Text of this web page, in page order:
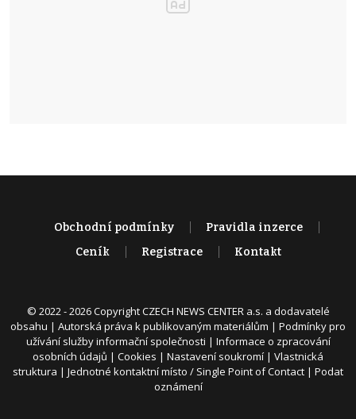
Obchodní podmínky
Pravidla inzerce
Ceník
Registrace Kontakt
© 2022 - 2026 Copyright CZECH NEWS CENTER a.s. a dodavatelé
obsahu | Autorská práva k publikovaným materiálům | Podmínky pro
užívání služby informační společnosti | Informace o zpracování
osobních údajů | Cookies | Nastavení soukromí | Vlastnická
struktura | Jednotné kontaktní místo / Single Point of Contact | Podat
oznámení